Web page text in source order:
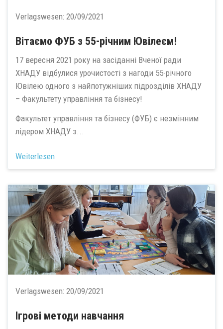
Verlagswesen: 20/09/2021
Вітаємо ФУБ з 55-річним Ювілеєм!
17 вересня 2021 року на засіданні Вченої ради
ХНАДУ відбулися урочистості з нагоди 55-річного
Ювілею одного з найпотужніших підрозділів ХНАДУ
– Факультету управління та бізнесу!
Факультет управління та бізнесу (ФУБ) є незмінним
лідером ХНАДУ з...
Weiterlesen
Verlagswesen: 20/09/2021
Ігрові методи навчання